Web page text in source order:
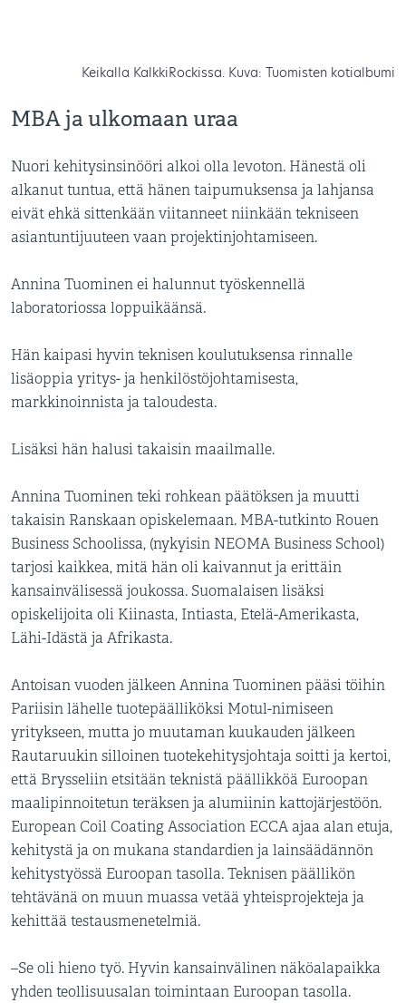
Keikalla KalkkiRockissa. Kuva: Tuomisten kotialbumi
MBA ja ulkomaan uraa
Nuori kehitysinsinööri alkoi olla levoton. Hänestä oli
alkanut tuntua, että hänen taipumuksensa ja lahjansa
eivät ehkä sittenkään viitanneet niinkään tekniseen
asiantuntijuuteen vaan projektinjohtamiseen.
Annina Tuominen ei halunnut työskennellä
laboratoriossa loppuikäänsä.
Hän kaipasi hyvin teknisen koulutuksensa rinnalle
lisäoppia yritys- ja henkilöstöjohtamisesta,
markkinoinnista ja taloudesta.
Lisäksi hän halusi takaisin maailmalle.
Annina Tuominen teki rohkean päätöksen ja muutti
takaisin Ranskaan opiskelemaan. MBA-tutkinto Rouen
Business Schoolissa, (nykyisin NEOMA Business School)
tarjosi kaikkea, mitä hän oli kaivannut ja erittäin
kansainvälisessä joukossa. Suomalaisen lisäksi
opiskelijoita oli Kiinasta, Intiasta, Etelä-Amerikasta,
Lähi-Idästä ja Afrikasta.
Antoisan vuoden jälkeen Annina Tuominen pääsi töihin
Pariisin lähelle tuotepäälliköksi Motul-nimiseen
yritykseen, mutta jo muutaman kuukauden jälkeen
Rautaruukin silloinen tuotekehitysjohtaja soitti ja kertoi,
että Brysseliin etsitään teknistä päällikköä Euroopan
maalipinnoitetun teräksen ja alumiinin kattojärjestöön.
European Coil Coating Association ECCA ajaa alan etuja,
kehitystä ja on mukana standardien ja lainsäädännön
kehitystyössä Euroopan tasolla. Teknisen päällikön
tehtävänä on muun muassa vetää yhteisprojekteja ja
kehittää testausmenetelmiä.
–Se oli hieno työ. Hyvin kansainvälinen näköalapaikka
yhden teollisuusalan toimintaan Euroopan tasolla.